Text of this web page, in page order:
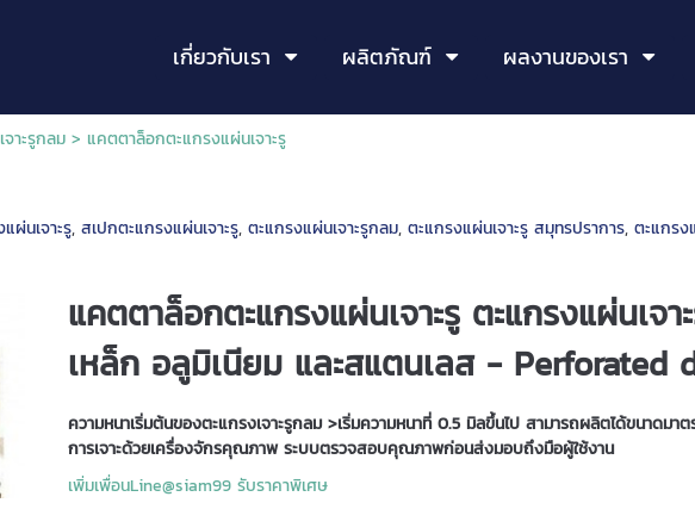
เกี่ยวกับเรา ผลิตภัณฑ์ ผลงานของเรา
าะรูกลม> แคตตาล็อกตะแกรงแผ่นเจาะรู
ผ่นเจาะรู, สเปกตะแกรงแผ่นเจาะรู, ตะแกรงแผ่นเจาะรูกลม, ตะแกรงแผ่นเจาะรู สมุทรปราการ, ตะแกรง
แคตตาล็อกตะแกรงแผ่นเจาะรู ตะแกรงแผ่นเจ
เหล็ก อลูมิเนียม และสแตนเลส - Perforated
ความหนาเริ่มต้นของตะแกรงเจาะรูกลม >เริ่มความหนาที่ 0.5 มิลขึ้นไป สามารถผลิตได้ขนาด
การเจาะด้วยเครื่องจักรคุณภาพ ระบบตรวจสอบคุณภาพก่อนส่งมอบถึงมือผู้ใช้งาน
เพิ่มเพื่อนLine@siam99 รับราคาพิเศษ